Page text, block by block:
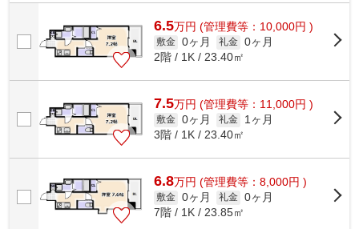
べる物件です。共用部には敷地内ごみ置...
6.5万円 (管理費等：10,000円 )
敷金 0ヶ月 礼金 0ヶ月
2階 / 1K / 23.40㎡
7.5万円 (管理費等：11,000円 )
敷金 0ヶ月 礼金
1ヶ月
3階 / 1K / 23.40㎡
6.8万円 (管理費等：8,000円 )
敷金 0ヶ月 礼金 0ヶ月
7階 / 1K / 23.85㎡